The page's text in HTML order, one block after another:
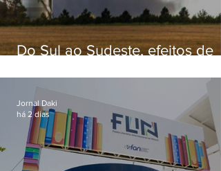
Do Sul ao Sudeste, efeitos de
apreensão na população
Jornal Daki
há 2 dias